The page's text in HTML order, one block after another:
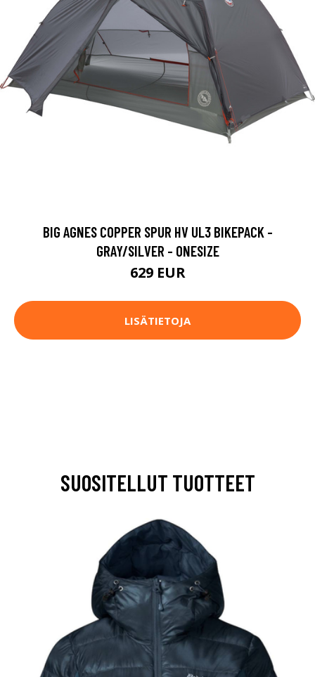
BIG AGNES COPPER SPUR HV UL3 BIKEPACK -
GRAY/SILVER - ONESIZE
629 EUR
LISÄTIETOJA
SUOSITELLUT TUOTTEET